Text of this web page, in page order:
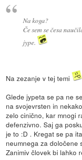
Na koga?
Če sem se česa
jype.
Na zezanje v tej temi
Glede jypeta se pa ne
na svojevrsten in
zelo cinično, kar mnogi
defenzivno. Saj ga
je to :D . Kregat se pa
neumnega za določene
Zanimiv človek bi lahko